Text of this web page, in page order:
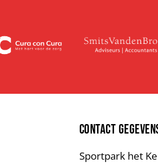
CONTACT
Sportpark het